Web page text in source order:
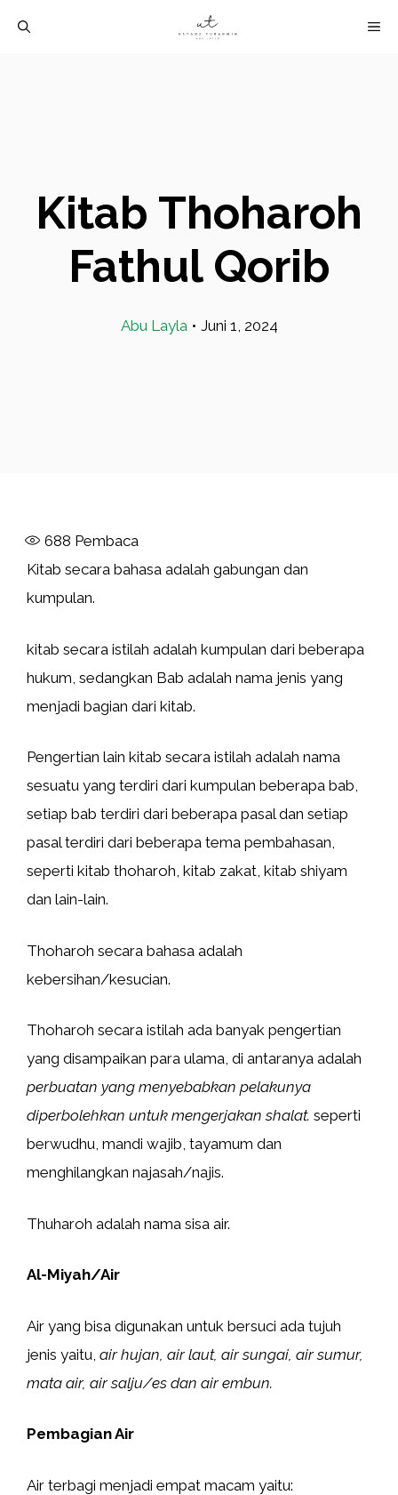
Kitab Thoharoh
Fathul Qorib
Abu Layla • Juni 1, 2024
688 Pembaca
Kitab secara bahasa adalah gabungan dan
kumpulan.
kitab secara istilah adalah kumpulan dari beberapa
hukum, sedangkan Bab adalah nama jenis yang
menjadi bagian dari kitab.
Pengertian lain kitab secara istilah adalah nama
sesuatu yang terdiri dari kumpulan beberapa bab,
setiap bab terdiri dari beberapa pasal dan setiap
pasal terdiri dari beberapa tema pembahasan,
seperti kitab thoharoh, kitab zakat, kitab shiyam
dan lain-lain.
Thoharoh secara bahasa adalah
kebersihan/kesucian.
Thoharoh secara istilah ada banyak pengertian
yang disampaikan para ulama, di antaranya adalah
perbuatan yang menyebabkan pelakunya
diperbolehkan untuk mengerjakan shalat. seperti
berwudhu, mandi wajib, tayamum dan
menghilangkan najasah/najis.
Thuharoh adalah nama sisa air.
Al-Miyah/Air
Air yang bisa digunakan untuk bersuci ada tujuh
jenis yaitu, air hujan, air laut, air sungai, air sumur,
mata air, air salju/es dan air embun.
Pembagian Air
Air terbagi menjadi empat macam yaitu: